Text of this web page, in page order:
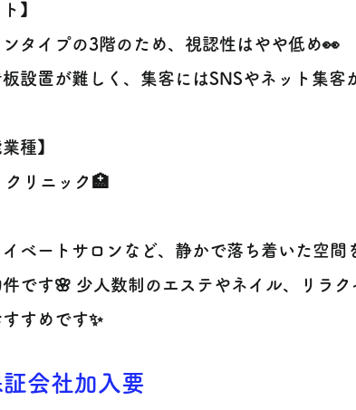
】
ンタイプの3階のため、視認性はやや低め👀
板設置が難しく、集客にはSNSやネット集客
種】
クリニック🏥
ベートサロンなど、静かで落ち着いた空間
件です🌸 少人数制のエステやネイル、リラク
すめです✨
会社加入要